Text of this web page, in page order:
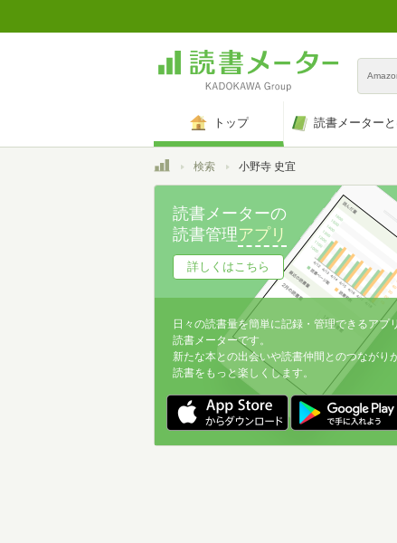
トップ 読書メーター
トップ検索 小野寺 史宜
読書メーターの
読書管理アプリ
詳しくはこちら
日々の読書量を簡単に記録・管理できるアプ
読書メーターです。
新たな本との出会いや読書仲間とのつながりが
読書をもっと楽しくします。